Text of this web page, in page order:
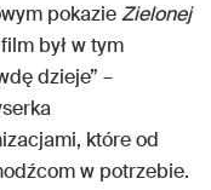
pokazieZielonej
był w tym
dzieje” –
które od
w potrzebie.